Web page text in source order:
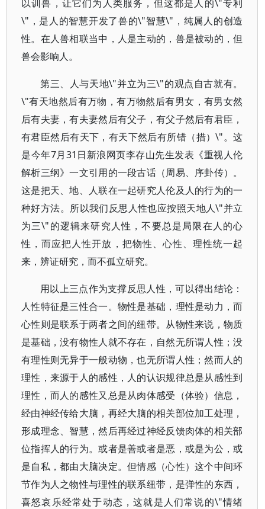
以训兽，让它们为人类服务，但这都是人的\"专利
\"，是人的智慧开发了兽的\"智慧\"，纯属人的创造
性。在人兽相联当中，人是主动的，兽是被动的，但
兽会影响人。
第三、人与天地\"并立为三\"的观点自古就有。
\"有天地然后有万物，有万物然后有男女，有男女然
后有夫妻，有夫妻然后有父子，有父子然后有君臣，
有君臣然后有天下，有天下然后有所错（措）\"。这
是今年7月31日新浪网页李存山先生发表《重视人伦
解析三纲》一文引用的一段古话（周易、序卦传）。
这是把天、地、人联在一起研究人伦及人的行为的一
种好方法。所以我们反思人性也应按照天地人\"并立
为三\"的逻辑来研究人性，不要总是局限在人的心
性，而应把人性开放，把物性、心性、理性统一起
来，辨证研究，而不孤立研究。
用以上三点作为支撑反思人性，可以得出结论：
人性特征是三性合一。物性是基础，理性是动力，而
心性则是联系于两者之间的纽带。从物性来说，物质
是基础，没有物性人就不存在，自然无所谓人性；没
有理性则无异于一般动物，也无所谓人性；然而人的
理性，来源于人的感性，人的认识规律总是从感性到
理性，而人的感性又总是从肉体感受（体验）信息，
经由神经传给大脑，再经大脑的相关部位加工处理，
形成理念、智慧，然后再经过神经反馈肉体的相关部
位指挥人的行为。或者是善或者是恶，或是为公，或
是自私，都由大脑决定。但情感（心性）这个中间环
节作为人之物性与理性的联系纽带，是弹性的东西，
喜怒哀乐经常处于动态，这就是人们常说的\"情绪